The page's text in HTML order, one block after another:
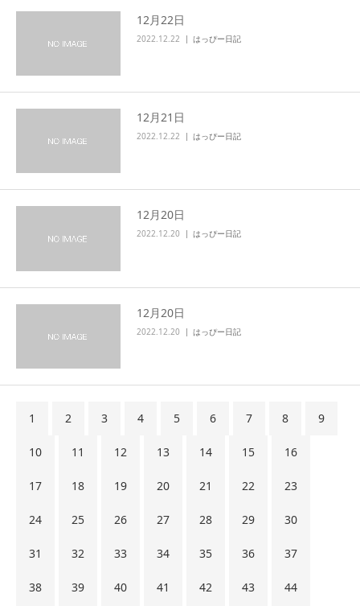
12月22日
2022.12.22 はっぴー日記
12月21日
2022.12.22 はっぴー日記
12月20日
2022.12.20 はっぴー日記
12月20日
2022.12.20 はっぴー日記
1 2 3 4 5 6 7 8 9
10 11 12 13 14 15 16
17 18 19 20 21 22 23
24 25 26 27 28 29 30
31 32 33 34 35 36 37
38 39 40 41 42 43 44